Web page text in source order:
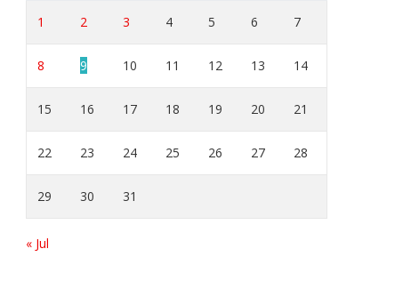
1 2 3 4 5 6 7
8 9 10 11 12 13 14
15 16 17 18 19 20 21
22 23 24 25 26 27 28
29 30 31
« Jul